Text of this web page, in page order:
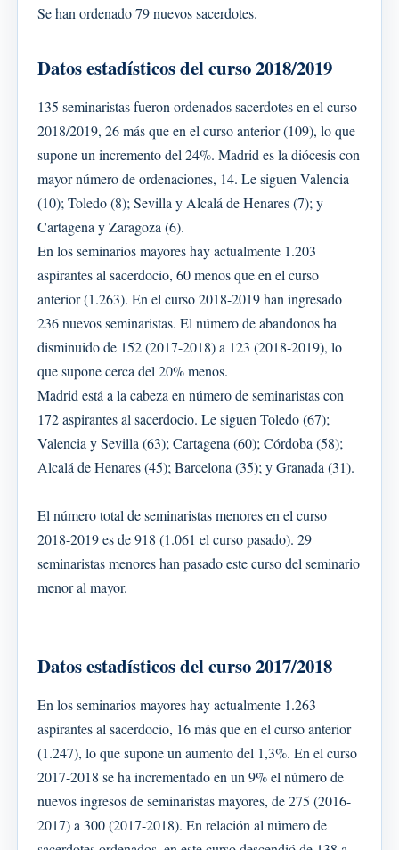
Se han ordenado 79 nuevos sacerdotes.
Datos estadísticos del curso 2018/2019
135 seminaristas fueron ordenados sacerdotes en el curso
2018/2019, 26 más que en el curso anterior (109), lo que
supone un incremento del 24%. Madrid es la diócesis con
mayor número de ordenaciones, 14. Le siguen Valencia
(10); Toledo (8); Sevilla y Alcalá de Henares (7); y
Cartagena y Zaragoza (6).
En los seminarios mayores hay actualmente 1.203
aspirantes al sacerdocio, 60 menos que en el curso
anterior (1.263). En el curso 2018-2019 han ingresado
236 nuevos seminaristas. El número de abandonos ha
disminuido de 152 (2017-2018) a 123 (2018-2019), lo
que supone cerca del 20% menos.
Madrid está a la cabeza en número de seminaristas con
172 aspirantes al sacerdocio. Le siguen Toledo (67);
Valencia y Sevilla (63); Cartagena (60); Córdoba (58);
Alcalá de Henares (45); Barcelona (35); y Granada (31).
El número total de seminaristas menores en el curso
2018-2019 es de 918 (1.061 el curso pasado). 29
seminaristas menores han pasado este curso del seminario
menor al mayor.
Datos estadísticos del curso 2017/2018
En los seminarios mayores hay actualmente 1.263
aspirantes al sacerdocio, 16 más que en el curso anterior
(1.247), lo que supone un aumento del 1,3%. En el curso
2017-2018 se ha incrementado en un 9% el número de
nuevos ingresos de seminaristas mayores, de 275 (2016-
2017) a 300 (2017-2018). En relación al número de